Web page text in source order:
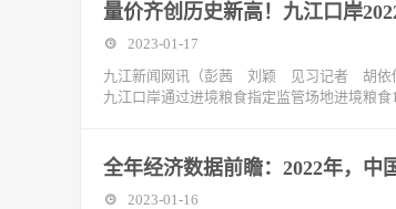
量价齐创历史新高！九江口岸
2023-01-17
九江新闻网讯（彭茜 刘颖 见习记者 胡依
九江口岸通过进境粮食指定监管场地进境粮食
全年经济数据前瞻：2022年，中
2023-01-16